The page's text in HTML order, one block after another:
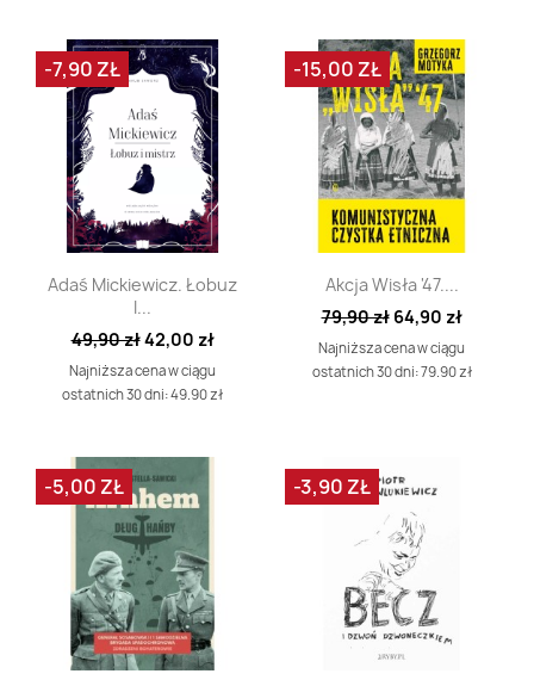
Szybki podgląd
Adaś Mickiewicz. Łobuz
I...
49,90 zł42,00 zł
Najniższa cena w ciągu
ostatnich 30 dni: 49.90 zł
-7,90 ZŁ
Szybki podgląd
Akcja Wisła '47....
79,90 zł 64,90 zł
Najniższa cena w ciągu
ostatnich 30 dni: 79.90 zł
-15,00 ZŁ
-5,00 ZŁ -3,90 ZŁ